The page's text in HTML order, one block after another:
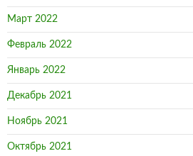
Март 2022
Февраль 2022
Январь 2022
Декабрь 2021
Ноябрь 2021
Октябрь 2021